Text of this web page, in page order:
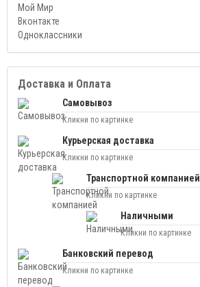
Мой Мир
Вконтакте
Одноклассники
Доставка и Оплата
Самовывоз
Кликни по картинке
Курьерская доставка
Кликни по картинке
Транспортной компанией
Кликни по картинке
Наличными
Кликни по картинке
Банковский перевод
Кликни по картинке